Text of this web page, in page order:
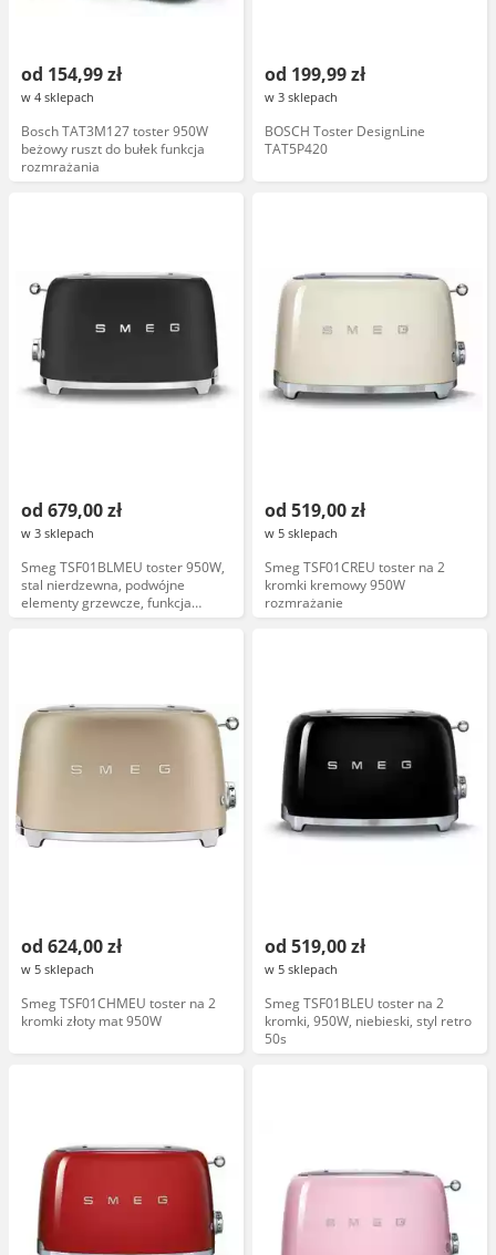
od 154,99 zł
w 4 sklepach
Bosch TAT3M127 toster 950W
beżowy ruszt do bułek funkcja
rozmrażania
od 199,99 zł
w 3 sklepach
BOSCH Toster DesignLine
TAT5P420
od 679,00 zł
w 3 sklepach
Smeg TSF01BLMEU toster 950W,
stal nierdzewna, podwójne
elementy grzewcze, funkcja
rozmrażania, podgrzewania,
od 519,00 zł
w 5 sklepach
Smeg TSF01CREU toster na 2
kromki kremowy 950W
rozmrażanie
od 624,00 zł
w 5 sklepach
Smeg TSF01CHMEU toster na 2
kromki złoty mat 950W
od 519,00 zł
w 5 sklepach
Smeg TSF01BLEU toster na 2
kromki, 950W, niebieski, styl retro
50s